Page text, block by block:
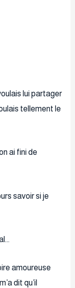
lui partager
tellement le
ai fini de
savoir si je
amoureuse
dit qu’il